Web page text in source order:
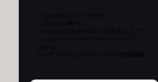
✓ Investition in Kredite
✓ Start ab 50 €
✓ historische Rendite: Ø 12 % p.a. ***
✓ regulierte Investmentfirma (EU-
✓ 50€ Startguthaben (Code YZ26RB